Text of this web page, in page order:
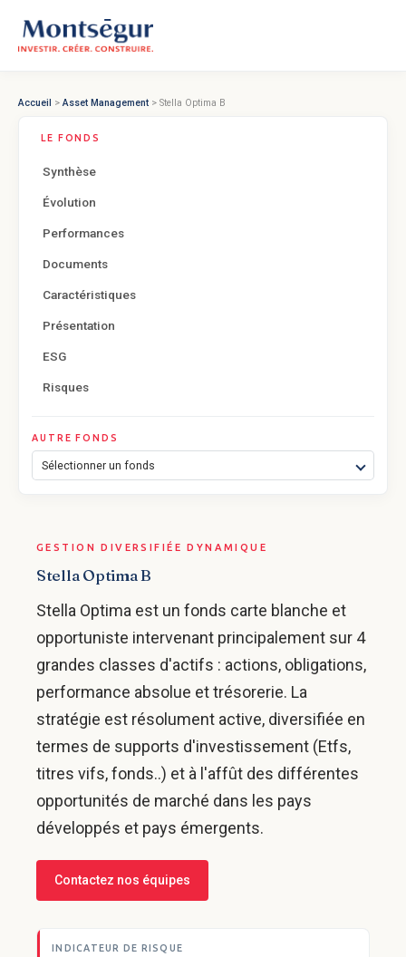
Accueil > Asset Management > Stella Optima B
LE FONDS
Synthèse
Évolution
Performances
Documents
Caractéristiques
Présentation
ESG
Risques
AUTRE FONDS
Sélectionner un fonds
GESTION DIVERSIFIÉE DYNAMIQUE
Stella Optima B
Stella Optima est un fonds carte blanche et
opportuniste intervenant principalement sur 4
grandes classes d'actifs : actions, obligations,
performance absolue et trésorerie. La
stratégie est résolument active, diversifiée en
termes de supports d'investissement (Etfs,
titres vifs, fonds..) et à l'affût des différentes
opportunités de marché dans les pays
développés et pays émergents.
Contactez nos équipes
INDICATEUR DE RISQUE